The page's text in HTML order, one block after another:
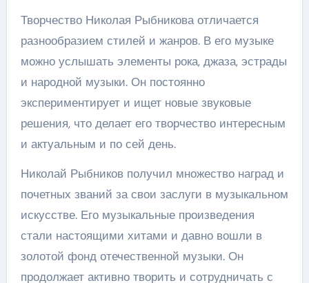
Творчество Николая Рыбникова отличается
разнообразием стилей и жанров. В его музыке
можно услышать элементы рока, джаза, эстрады
и народной музыки. Он постоянно
экспериментирует и ищет новые звуковые
решения, что делает его творчество интересным
и актуальным и по сей день.
Николай Рыбников получил множество наград и
почетных званий за свои заслуги в музыкальном
искусстве. Его музыкальные произведения
стали настоящими хитами и давно вошли в
золотой фонд отечественной музыки. Он
продолжает активно творить и сотрудничать с